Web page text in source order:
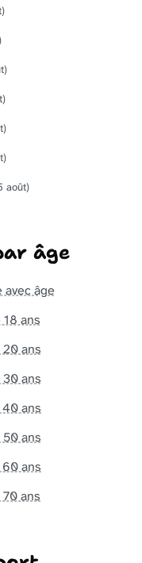
août)
âge
avec âge
ans
ans
ans
ans
ans
ans
ans